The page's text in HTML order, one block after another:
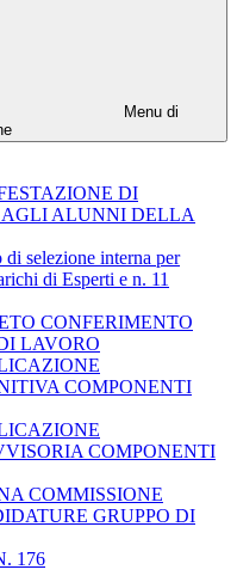
Menu di
DI
AGLI ALUNNI DELLA
selezione interna per
di Esperti e n. 11
CONFERIMENTO
LAVORO
COMPONENTI
COMPONENTI
COMMISSIONE
GRUPPO DI
176